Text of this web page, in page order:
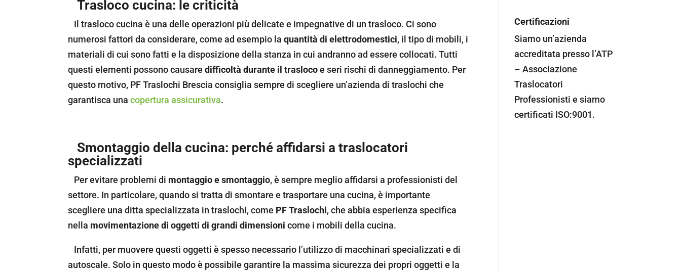
Trasloco cucina: le criticità
Il trasloco cucina è una delle operazioni più delicate e impegnative di un trasloco. Ci sono
numerosi fattori da considerare, come ad esempio laquantità di elettrodomestici, il tipo di mobili, i
materiali di cui sono fatti e la disposizione della stanza in cui andranno ad essere collocati. Tutti
questi elementi possono causaredifficoltà durante il traslocoe seri rischi di danneggiamento. Per
questo motivo, PF Traslochi Brescia consiglia sempre di scegliere un’azienda di traslochi che
garantisca unacopertura assicurativa.
Smontaggio della cucina: perché affidarsi a traslocatori
specializzati
Per evitare problemi di montaggio e smontaggio, è sempre meglio affidarsi a professionisti del
settore. In particolare, quando si tratta di smontare e trasportare una cucina, è importante
scegliere una ditta specializzata in traslochi, come PF Traslochi, che abbia esperienza specifica
nella movimentazione di oggetti di grandi dimensioni come i mobili della cucina.
Infatti, per muovere questi oggetti è spesso necessario l’utilizzo di macchinari specializzati e di
autoscale. Solo in questo modo è possibile garantire la massima sicurezza dei propri oggetti e la
Certificazioni
Siamo un’azienda
accreditata presso l’ATP
– Associazione
Traslocatori
Professionisti e siamo
certificati ISO:9001.